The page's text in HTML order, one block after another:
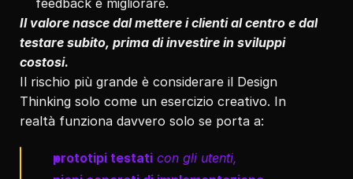
feedback e migliorare.
Il valore nasce dal mettere i clienti al centro e dal
testare subito, prima di investire in sviluppi
costosi.
Il rischio più grande è considerare il Design
Thinking solo come un esercizio creativo. In
realtà funziona davvero solo se porta a:
prototipi testati con gli utenti,